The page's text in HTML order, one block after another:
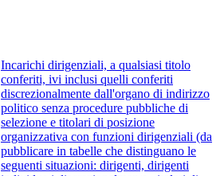
Incarichi dirigenziali, a qualsiasi titolo
conferiti, ivi inclusi quelli conferiti
discrezionalmente dall'organo di indirizzo
politico senza procedure pubbliche di
selezione e titolari di posizione
organizzativa con funzioni dirigenziali (da
pubblicare in tabelle che distinguano le
seguenti situazioni: dirigenti, dirigenti